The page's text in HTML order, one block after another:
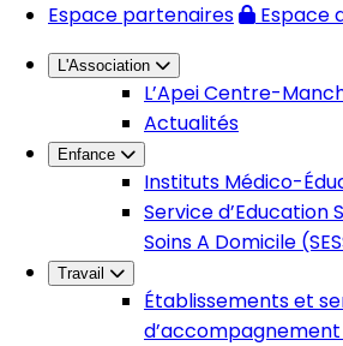
Espace partenaires
Espace
L'Association
L’Apei Centre-
Actualités
Enfance
Instituts Médico-
Service d’Education
Soins A Domicile
Travail
Établissements et